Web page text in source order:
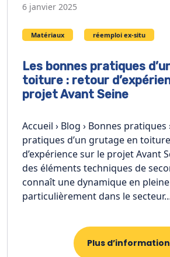
6 janvier 2025
Matériaux réemploi ex-situ
Les bonnes pratiques
toiture : retour
projet Avant Seine
Accueil › Blog › Bonnes pratiques
pratiques d’un grutage en
d’expérience sur le projet Avant
des éléments techniques de
connaît une dynamique en
particulièrement dans le
Plus